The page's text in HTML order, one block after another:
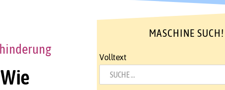
MASCHINE SUCH!
Volltext